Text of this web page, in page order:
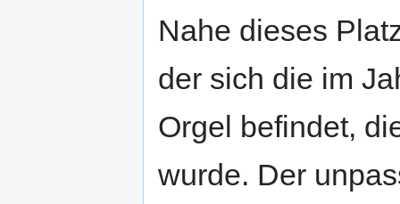
Nahe dieses
der sich die im
Orgel befindet,
wurde. Der